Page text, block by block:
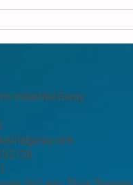
Industrial Garay